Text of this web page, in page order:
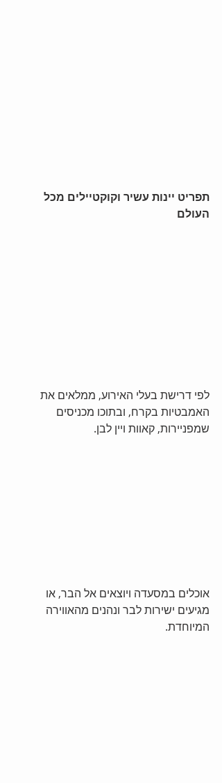
תפריט יינות עשיר וקוקטיילים מכל
העולם
לפי דרישת בעלי האירוע, ממלאים את
האמבטיות בקרח, ובתוכו מכניסים
שמפניירות, קאוות ויין לבן.
אוכלים במסעדה ויוצאים אל הבר, או
מגיעים ישירות לבר ונהנים מהאווירה
המיוחדת.